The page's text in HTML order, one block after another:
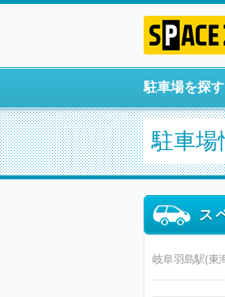
駐車場を探す
駐車場
ス
岐阜羽島駅(東